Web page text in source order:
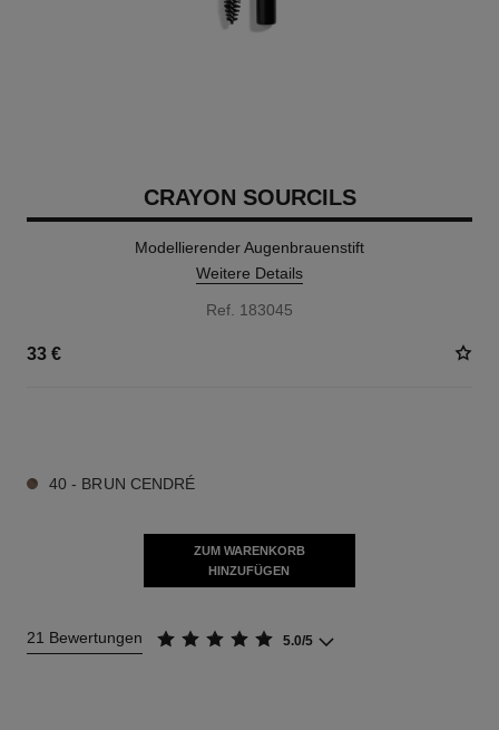
CRAYON SOURCILS
Modellierender Augenbrauenstift
Weitere Details
Ref. 183045
33 €
40 - BRUN CENDRÉ
ZUM WARENKORB
HINZUFÜGEN
21 Bewertungen 5.0/5